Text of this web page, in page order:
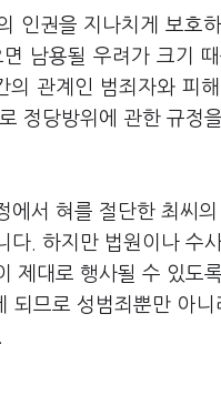
인권을 지나치게 보호
남용될 우려가 크기
관계인 범죄자와 피
정당방위에 관한 규정
서 혀를 절단한 최씨
. 하지만 법원이나 수
제대로 행사될 수 있도
므로 성범죄뿐만 아